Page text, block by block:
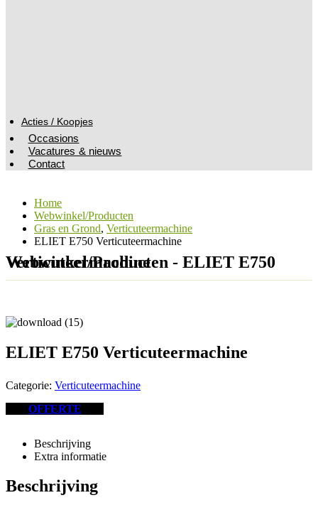
Acties / Koopjes
Occasions
Vacatures & nieuws
Contact
Home
Webwinkel/Producten
Gras en Grond, Verticuteermachine
ELIET E750 Verticuteermachine
Webwinkel/Producten - ELIET E750 Verticuteermachine
ELIET E750 Verticuteermachine
Categorie: Verticuteermachine
OFFERTE
Beschrijving
Extra informatie
Beschrijving